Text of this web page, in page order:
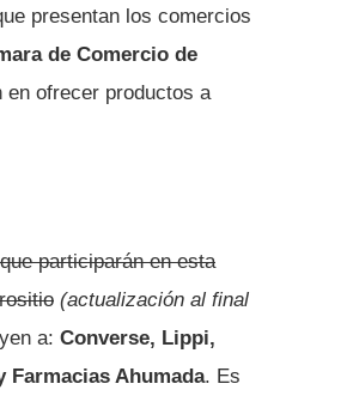
presentan los comercios
de Comercio de
en ofrecer productos a
participarán en esta
(actualización al final
a: Converse, Lippi,
Farmacias Ahumada. Es